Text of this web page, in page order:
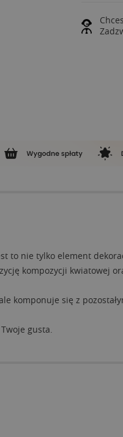
nie tylko element
kompozycji kwiatowej
komponuje się z
gusta.